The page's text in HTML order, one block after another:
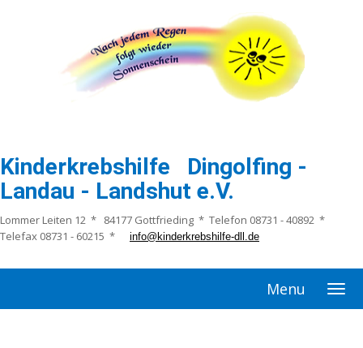
Kinderkrebshilfe Dingolfing -
Landau - Landshut e.V.
Lommer Leiten 12 * 84177 Gottfrieding * Telefon 08731 - 40892 *
Telefax 08731 - 60215 *
info@kinderkrebshilfe-dll.de
Menu